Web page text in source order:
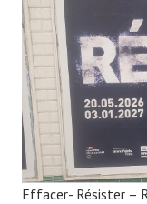
Effacer- Résister –